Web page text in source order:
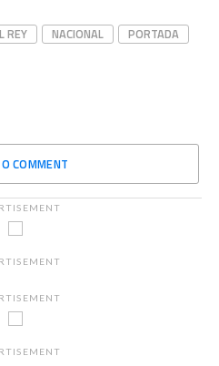
REY NACIONAL PORTADA
COMMENT